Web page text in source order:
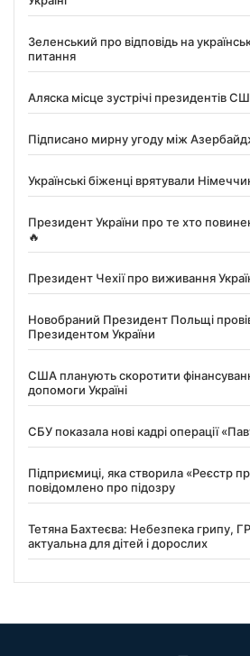
Зеленський про відповідь на
питання
Аляска місце зустрічі президентів
Підписано мирну угоду між
Українські біженці врятували
Президент України про те хто
🔥
Президент Чехії про виживання
Новобраний Президент Польщі
Президентом України
США планують скоротити
допомоги Україні
СБУ показала нові кадрі операції
Підприємиці, яка створила «Реєстр
повідомлено про підозру
Тетяна Бахтеєва: Небезпека грипу,
актуальна для дітей і дорослих